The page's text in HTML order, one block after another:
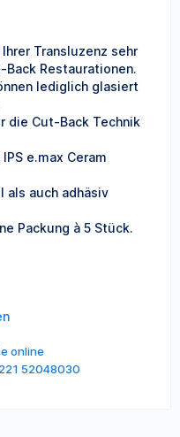
Transluzenz sehr
Restaurationen.
lediglich glasiert
die Cut-Back Technik
e.max Ceram
als auch adhäsiv
Packung à 5 Stück.
online
52048030